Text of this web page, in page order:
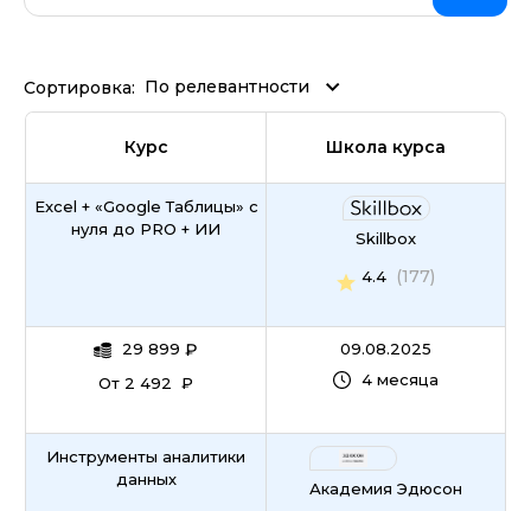
Сортировка: По релевантности
Курс Школа курса
Excel + «Google Таблицы» с
нуля до PRO + ИИ
29 899 ₽
От 2 492 ₽
Skillbox
4.4
(177)
09.08.2025
4 месяца
Инструменты аналитики
данных
Академия Эдюсон